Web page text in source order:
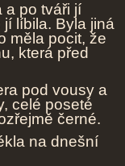
a po tváři jí
líbila. Byla jiná
měla pocit, že
která před
pod vousy a
celé poseté
černé.
na dnešní